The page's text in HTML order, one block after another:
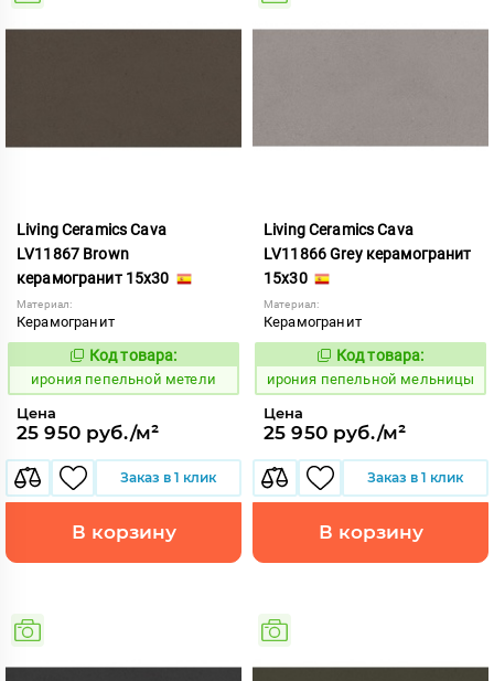
Living Ceramics Cava
LV11867 Brown
керамогранит 15x30
Материал:
Керамогранит
1102550
Код товара:
ирония пепельной метели
Цена
25 950 руб./м²
Заказ в 1 клик
В корзину
Living Ceramics Cava
LV11866 Grey керамогранит
15x30
Материал:
Керамогранит
1102549
Код товара:
ирония пепельной мельницы
Цена
25 950 руб./м²
Заказ в 1 клик
В корзину